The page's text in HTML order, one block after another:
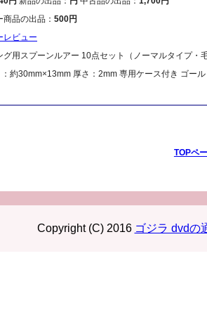
商品の出品： 500円
レビュー
グ用スプーンルアー 10点セット（ノーマルタイプ・
約30mm×13mm 厚さ：2mm 専用ケース付き ゴー
TOPペ
Copyright (C) 2016 ゴジラ dvdの